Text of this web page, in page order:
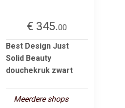
€ 345.00
Best Design Just
Solid Beauty
douchekruk zwart
Meerdere shops